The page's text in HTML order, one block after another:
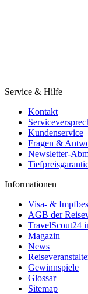
Service & Hilfe
Kontakt
Kundenservice
Fragen &
Newsletter-
Informationen
Visa- &
AGB der
TravelScout24
Magazin
News
Gewinnspiele
Glossar
Sitemap